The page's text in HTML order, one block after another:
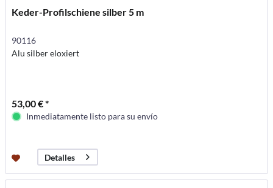
Keder-Profilschiene silber 5 m
90116
Alu silber eloxiert
53,00 € *
Inmediatamente listo para su envío
Detalles